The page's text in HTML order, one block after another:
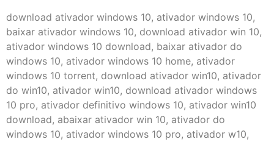
download ativador windows 10, ativador windows 10,
baixar ativador windows 10, download ativador win 10,
ativador windows 10 download, baixar ativador do
windows 10, ativador windows 10 home, ativador
windows 10 torrent, download ativador win10, ativador
do win10, ativador win10, download ativador windows
10 pro, ativador definitivo windows 10, ativador win10
download, abaixar ativador win 10, ativador do
windows 10, ativador windows 10 pro, ativador w10,